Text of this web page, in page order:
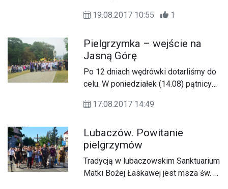
19.08.2017 10:55 1
Pielgrzymka – wejście na
Jasną Górę
Po 12 dniach wędrówki dotarliśmy do
celu. W poniedziałek (14.08) pątnicy
oczy Najświętszej Panienki,
intencje.
17.08.2017 14:49
Lubaczów. Powitanie
pielgrzymów
Tradycją w lubaczowskim Sanktuarium
Matki Bożej Łaskawej jest msza św. w